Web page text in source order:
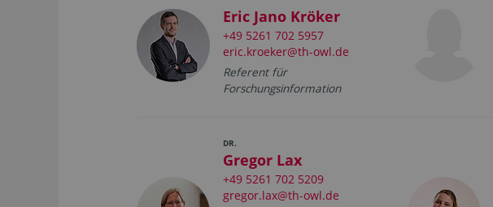
Eric Jano Kröker
+49 5261 702 5957
eric.kroeker@th-owl.de
Referent für
Forschungsinformation
DR.
Gregor Lax
+49 5261 702 5209
gregor.lax@th-owl.de